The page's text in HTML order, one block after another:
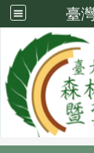
臺
系所成員
系所成員